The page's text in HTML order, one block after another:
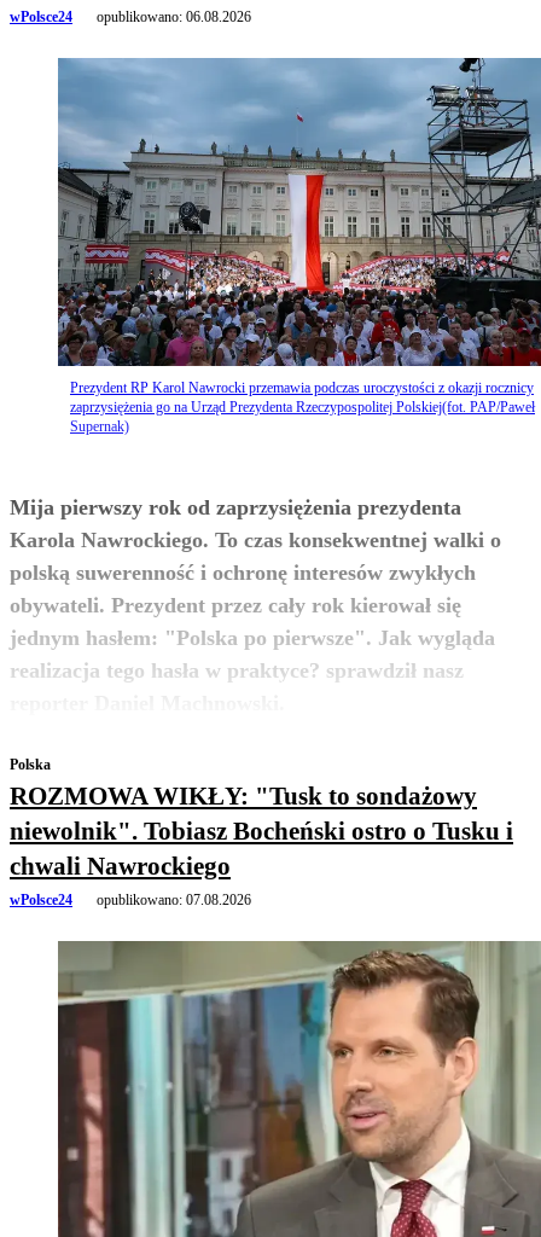
wPolsce24 opublikowano: 06.08.2026
Prezydent RP Karol Nawrocki przemawia podczas uroczystości z okazji rocznicy
zaprzysiężenia go na Urząd Prezydenta Rzeczypospolitej Polskiej(fot. PAP/Paweł
Supernak)
Mija pierwszy rok od zaprzysiężenia prezydenta
Karola Nawrockiego. To czas konsekwentnej walki o
polską suwerenność i ochronę interesów zwykłych
obywateli. Prezydent przez cały rok kierował się
jednym hasłem: "Polska po pierwsze". Jak wygląda
realizacja tego hasła w praktyce? sprawdził nasz
zobacz więcej
Polska
ROZMOWA WIKŁY: "Tusk to sondażowy
niewolnik". Tobiasz Bocheński ostro o Tusku i
chwali Nawrockiego
wPolsce24 opublikowano: 07.08.2026